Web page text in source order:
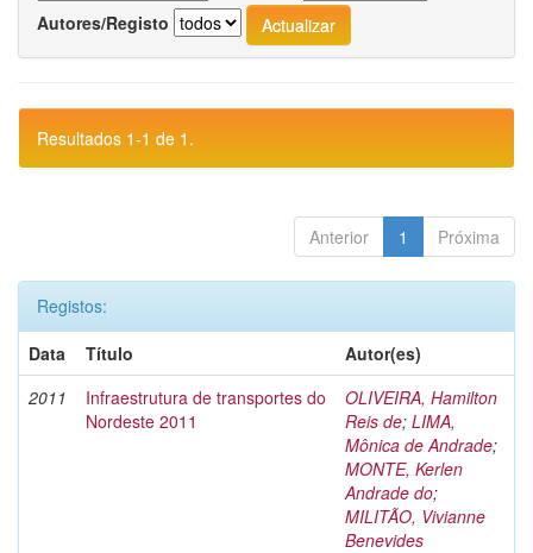
Autores/Registo
Resultados 1-1 de 1.
Anterior 1 Próxima
Registos:
Data
Título
Autor(es)
2011
Infraestrutura de transportes do
Nordeste 2011
OLIVEIRA, Hamilton
Reis de; LIMA,
Mônica de Andrade;
MONTE, Kerlen
Andrade do;
MILITÃO, Vivianne
Benevides